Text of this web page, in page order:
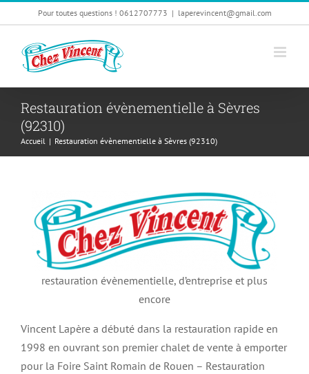
au
contenu
Pour toutes questions ! 0612707773 | laperevincent@gmail.com
Restauration évènementielle à Sèvres
(92310)
Accueil | Restauration évènementielle à Sèvres (92310)
restauration évènementielle, d’entreprise et plus
encore
Vincent Lapère a débuté dans la restauration rapide en
1998 en ouvrant son premier chalet de vente à emporter
pour la Foire Saint Romain de Rouen – Restauration